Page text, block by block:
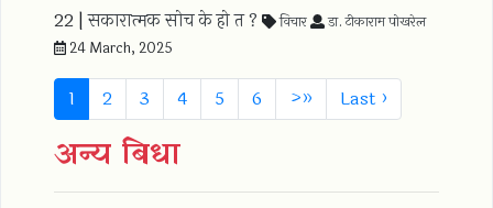
22 |सकारात्मक सोच के हो त ? विचार
डा. टीकाराम पोखरेल
24 March, 2025
1 (current)
2 3 4 5 6 >» Last ›
अन्य बिधा